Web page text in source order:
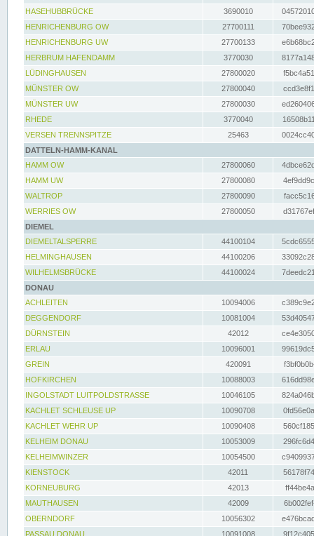
HASEHUBBRÜCKE
3690010
HENRICHENBURG OW
27700111
HENRICHENBURG UW
27700133
HERBRUM HAFENDAMM
3770030
LÜDINGHAUSEN
27800020
MÜNSTER OW
27800040
MÜNSTER UW
27800030
RHEDE
3770040
VERSEN TRENNSPITZE
25463
DATTELN-HAMM-KANAL
HAMM OW
27800060
HAMM UW
27800080
WALTROP
27800090
WERRIES OW
27800050
DIEMEL
DIEMELTALSPERRE
44100104
HELMINGHAUSEN
44100206
WILHELMSBRÜCKE
44100024
DONAU
ACHLEITEN
10094006
DEGGENDORF
10081004
DÜRNSTEIN
42012
ERLAU
10096001
GREIN
420091
HOFKIRCHEN
10088003
INGOLSTADT LUITPOLDSTRASSE
10046105
KACHLET SCHLEUSE UP
10090708
KACHLET WEHR UP
10090408
KELHEIM DONAU
10053009
KELHEIMWINZER
10054500
KIENSTOCK
42011
KORNEUBURG
42013
MAUTHAUSEN
42009
OBERNDORF
10056302
PASSAU DONAU
10091008